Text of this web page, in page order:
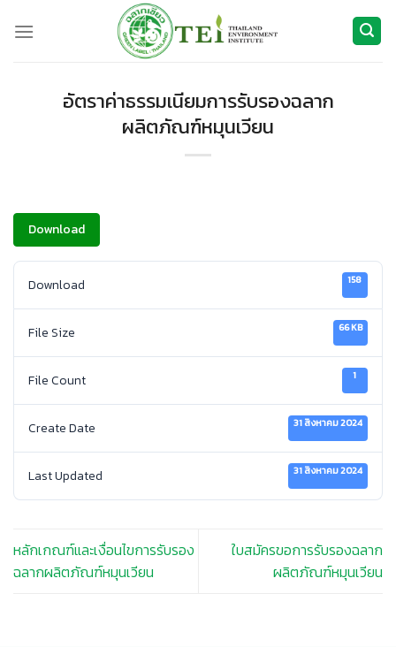
อัตราค่าธรรมเนียมการรับรองฉลาก
ผลิตภัณฑ์หมุนเวียน
Download
Download 158
File Size 66 KB
File Count 1
Create Date 31 สิงหาคม 2024
Last Updated 31 สิงหาคม 2024
หลักเกณฑ์และเงื่อนไขการรับรอง
ฉลากผลิตภัณฑ์หมุนเวียน
ใบสมัครขอการรับรองฉลาก
ผลิตภัณฑ์หมุนเวียน